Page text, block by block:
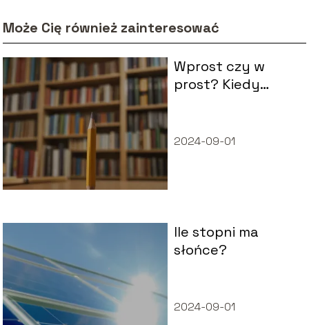
Może Cię również zainteresować
Wprost czy w
prost? Kiedy
2024-09-01
Ile stopni ma
słońce?
2024-09-01